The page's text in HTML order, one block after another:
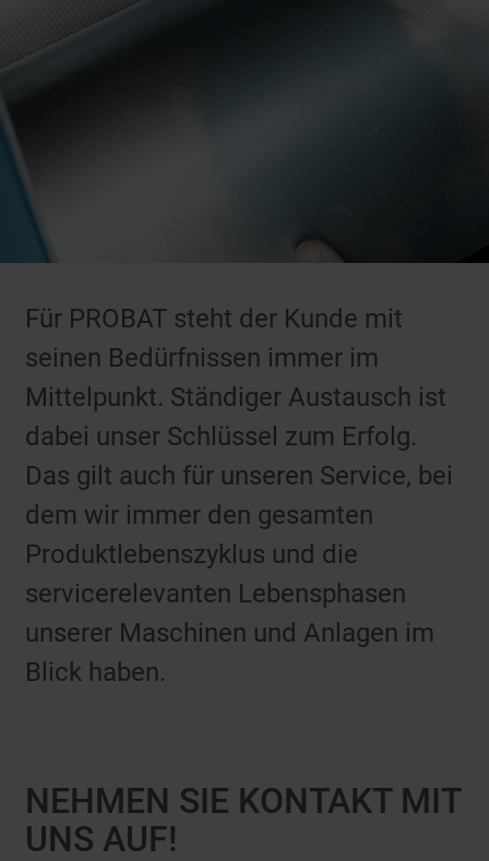
Für PROBAT steht der Kunde mit
seinen Bedürfnissen immer im
Mittelpunkt. Ständiger Austausch ist
dabei unser Schlüssel zum Erfolg.
Das gilt auch für unseren Service, bei
dem wir immer den gesamten
Produktlebenszyklus und die
servicerelevanten Lebensphasen
unserer Maschinen und Anlagen im
Blick haben.
NEHMEN SIE KONTAKT MIT
UNS AUF!